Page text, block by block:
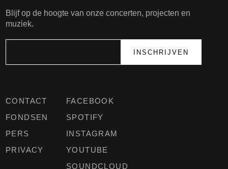
CONTACT
FONDSEN
PERS
PRIVACY
FACEBOOK
SPOTIFY
INSTAGRAM
YOUTUBE
SOUNDCLOUD
Blijf op de hoogte van onze concerten, projecten en
muziek.